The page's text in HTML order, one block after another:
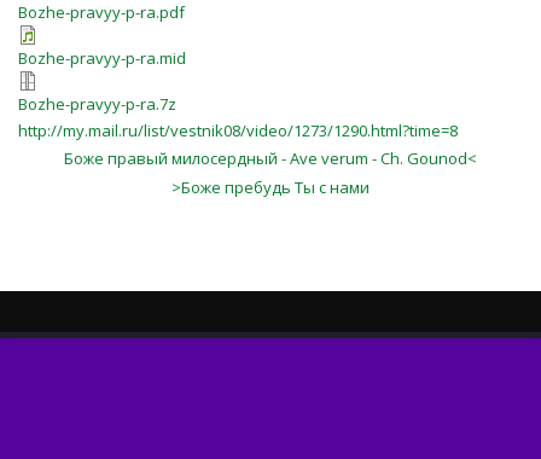
Bozhe-pravyy-p-ra.pdf
Bozhe-pravyy-p-ra.mid
Bozhe-pravyy-p-ra.7z
http://my.mail.ru/list/vestnik08/video/1273/1290.html?time=8
Боже правый милосердный - Ave verum - Ch. Gounod<
>Боже пребудь Ты с нами